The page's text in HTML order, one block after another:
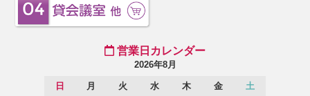
営業日カレンダー
2026年8月
日 月 火 水 木 金 土